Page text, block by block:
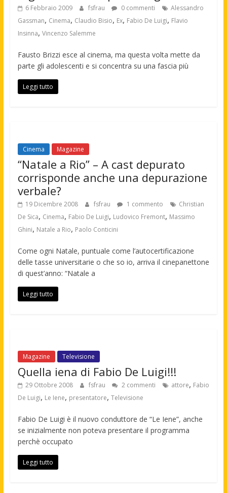
6 Febbraio 2009 fsfrau 0 commenti
Alessandro
Gassman, Cinema, Claudio Bisio, Ex, Fabio De Luigi, Flavio
Insinna, Vincenzo Salemme
Fausto Brizzi esce al cinema, ma questa volta mette da
parte gli adolescenti e si concentra su una fascia più
Leggi tutto
Cinema Magazine
“Natale a Rio” – A cast depurato
corrisponde anche una depurazione
verbale?
19 Dicembre 2008 fsfrau 1 commento
Christian
De Sica, Cinema, Fabio De Luigi, Ludovico Fremont, Massimo
Ghini, Natale a Rio, Paolo Conticini
Come ogni Natale, puntuale come l’autocertificazione
delle tasse universitarie o che so io, arriva il cinepanettone
di quest’anno: “Natale a
Leggi tutto
Magazine Televisione
Quella iena di Fabio De Luigi!!!
29 Ottobre 2008 fsfrau 2 commenti attore, Fabio
De Luigi, Le Iene, presentatore, Televisione
Fabio De Luigi è il nuovo conduttore de “Le Iene”, anche
se inizialmente non poteva presentare il programma
perchè occupato
Leggi tutto